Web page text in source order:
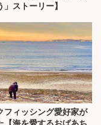
」ストーリー】
フィッシング愛好家が
【海を愛するおばあち